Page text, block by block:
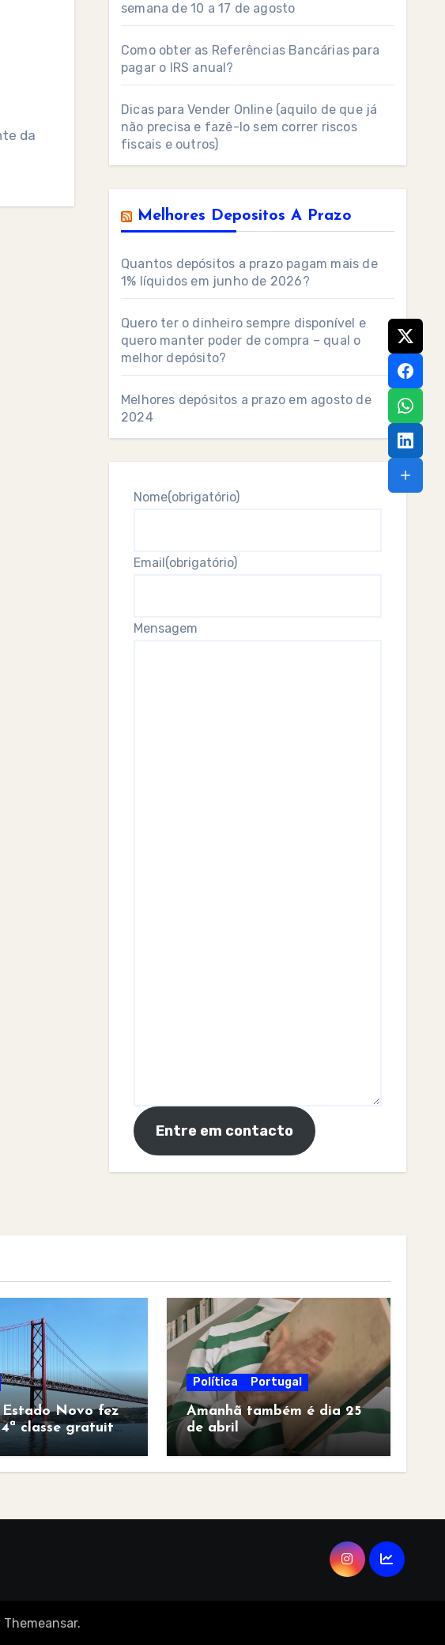
da
semana de 10 a 17 de agosto
Como obter as Referências Bancárias para
pagar o IRS anual?
Dicas para Vender Online (aquilo de que já
não precisa e fazê-lo sem correr riscos
fiscais e outros)
Melhores Depositos A Prazo
Quantos depósitos a prazo pagam mais de
1% líquidos em junho de 2026?
Quero ter o dinheiro sempre disponível e
quero manter poder de compra – qual o
melhor depósito?
Melhores depósitos a prazo em agosto de
2024
Nome(obrigatório)
Email(obrigatório)
Mensagem
Entre em contacto
Estado Novo fez
classe gratuita
Política Portugal
Amanhã também é dia 25
de abril
Themeansar.